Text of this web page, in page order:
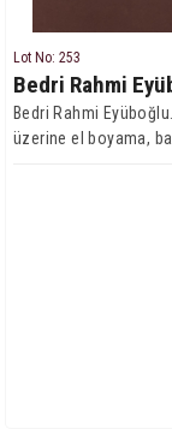
Lot No: 253
Bedri Rahmi
Bedri Rahmi
üzerine el boyama,